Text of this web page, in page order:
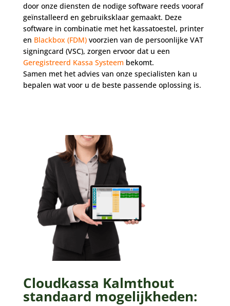
door onze diensten de nodige software reeds vooraf
geïnstalleerd en gebruiksklaar gemaakt. Deze
software in combinatie met het kassatoestel, printer
en Blackbox (FDM)voorzien van de persoonlijke VAT
signingcard (VSC), zorgen ervoor dat u een
Geregistreerd Kassa Systeem bekomt.
Samen met het advies van onze specialisten kan u
bepalen wat voor u de beste passende oplossing is.
Cloudkassa Kalmthout
standaard mogelijkheden: